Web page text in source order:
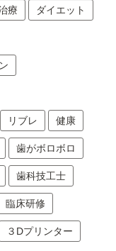
療 ダイエット
リブレ 健康
歯がボロボロ
歯科技工士
臨床研修
３Dプリンター